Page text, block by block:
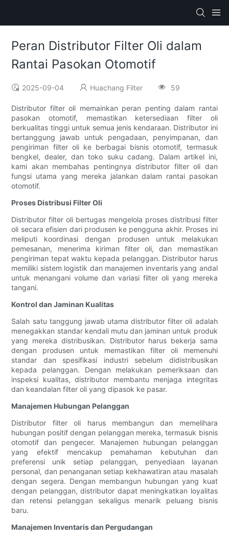
Peran Distributor Filter Oli dalam
Rantai Pasokan Otomotif
2025-09-04 Huachang Filter 59
Distributor filter oli memainkan peran penting dalam rantai
pasokan otomotif, memastikan ketersediaan filter oli
berkualitas tinggi untuk semua jenis kendaraan. Distributor ini
bertanggung jawab untuk pengadaan, penyimpanan, dan
pengiriman filter oli ke berbagai bisnis otomotif, termasuk
bengkel, dealer, dan toko suku cadang. Dalam artikel ini,
kami akan membahas pentingnya distributor filter oli dan
fungsi utama yang mereka jalankan dalam rantai pasokan
otomotif.
Proses Distribusi Filter Oli
Distributor filter oli bertugas mengelola proses distribusi filter
oli secara efisien dari produsen ke pengguna akhir. Proses ini
meliputi koordinasi dengan produsen untuk melakukan
pemesanan, menerima kiriman filter oli, dan memastikan
pengiriman tepat waktu kepada pelanggan. Distributor harus
memiliki sistem logistik dan manajemen inventaris yang andal
untuk menangani volume dan variasi filter oli yang mereka
tangani.
Kontrol dan Jaminan Kualitas
Salah satu tanggung jawab utama distributor filter oli adalah
menegakkan standar kendali mutu dan jaminan untuk produk
yang mereka distribusikan. Distributor harus bekerja sama
dengan produsen untuk memastikan filter oli memenuhi
standar dan spesifikasi industri sebelum didistribusikan
kepada pelanggan. Dengan melakukan pemeriksaan dan
inspeksi kualitas, distributor membantu menjaga integritas
dan keandalan filter oli yang dipasok ke pasar.
Manajemen Hubungan Pelanggan
Distributor filter oli harus membangun dan memelihara
hubungan positif dengan pelanggan mereka, termasuk bisnis
otomotif dan pengecer. Manajemen hubungan pelanggan
yang efektif mencakup pemahaman kebutuhan dan
preferensi unik setiap pelanggan, penyediaan layanan
personal, dan penanganan setiap kekhawatiran atau masalah
dengan segera. Dengan membangun hubungan yang kuat
dengan pelanggan, distributor dapat meningkatkan loyalitas
dan retensi pelanggan sekaligus menarik peluang bisnis
baru.
Manajemen Inventaris dan Pergudangan